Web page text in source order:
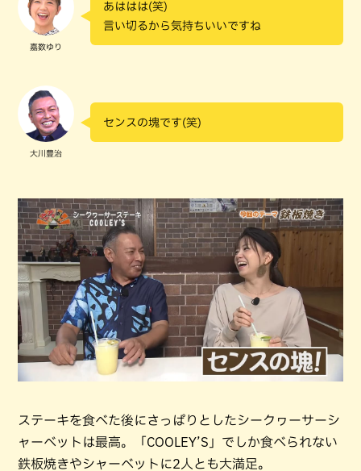
嘉数ゆり
あははは(笑)
言い切るから気持ちいいですね
大川豊治
センスの塊です(笑)
ステーキを食べた後にさっぱりとしたシークヮーサーシ
ャーベットは最高。「COOLEY’S」でしか食べられない
鉄板焼きやシャーベットに2人とも大満足。